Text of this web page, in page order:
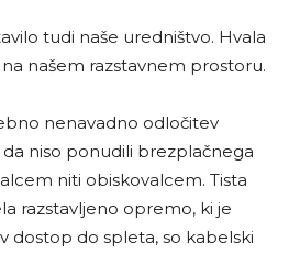
tudi naše uredništvo. Hvala
našem razstavnem prostoru.
nenavadno odločitev
niso ponudili brezplačnega
niti obiskovalcem. Tista
razstavljeno opremo, ki je
dostop do spleta, so kabelski